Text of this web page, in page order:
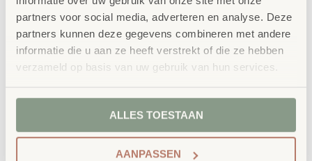
partners voor social media, adverteren en analyse. Deze
partners kunnen deze gegevens combineren met andere
informatie die u aan ze heeft verstrekt of die ze hebben
verzameld op basis van uw gebruik van hun services.
ALLES TOESTAAN
AANPASSEN
geluidsproductie beschrijft. Met behulp van de zwarte
octaveringsdoppen kun je de buizen een octaaf lager
bespelen.
Details Boomwackers:
lengte van de buizen: tussen 30 – 63 cm, Ø